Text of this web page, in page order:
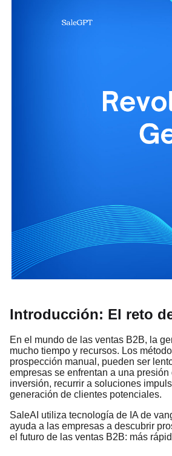
Introducción: El reto
En el mundo de las ventas B2B, la
mucho tiempo y recursos. Los
prospección manual, pueden ser
empresas se enfrentan a una
inversión, recurrir a soluciones
generación de clientes potenciales.
SaleAI utiliza tecnología de IA de
ayuda a las empresas a descubrir
el futuro de las ventas B2B: más